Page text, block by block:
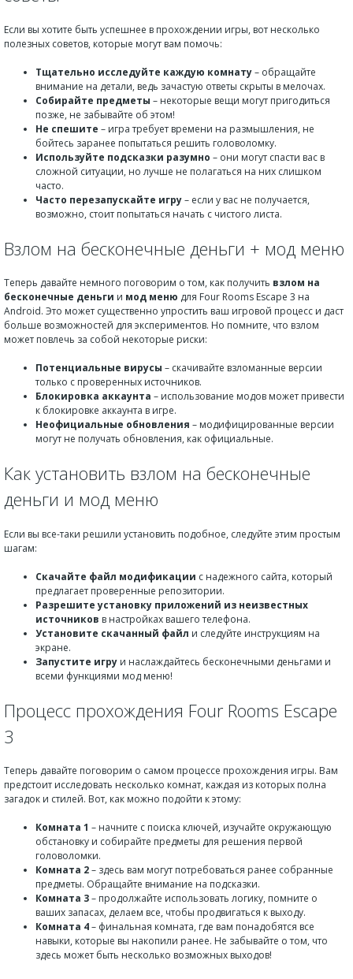
Если вы хотите быть успешнее в прохождении игры, вот несколько
полезных советов, которые могут вам помочь:
Тщательно исследуйте каждую комнату– обращайте
внимание на детали, ведь зачастую ответы скрыты в мелочах.
Собирайте предметы – некоторые вещи могут пригодиться
позже, не забывайте об этом!
Не спешите – игра требует времени на размышления, не
бойтесь заранее попытаться решить головоломку.
Используйте подсказки разумно – они могут спасти вас в
сложной ситуации, но лучше не полагаться на них слишком
часто.
Часто перезапускайте игру– если у вас не получается,
возможно, стоит попытаться начать с чистого листа.
Взлом на бесконечные деньги + мод меню
Теперь давайте немного поговорим о том, как получить взлом на
бесконечные деньги и мод меню для Four Rooms Escape 3 на
Android. Это может существенно упростить ваш игровой процесс и даст
больше возможностей для экспериментов. Но помните, что взлом
может повлечь за собой некоторые риски:
Потенциальные вирусы – скачивайте взломанные версии
только с проверенных источников.
Блокировка аккаунта – использование модов может привести
к блокировке аккаунта в игре.
Неофициальные обновления – модифицированные версии
могут не получать обновления, как официальные.
Как установить взлом на бесконечные
деньги и мод меню
Если вы все-таки решили установить подобное, следуйте этим простым
шагам:
Скачайте файл модификации с надежного сайта, который
предлагает проверенные репозитории.
Разрешите установку приложений из неизвестных
источников в настройках вашего телефона.
Установите скачанный файл и следуйте инструкциям на
экране.
Запустите игру и наслаждайтесь бесконечными деньгами и
всеми функциями мод меню!
Процесс прохождения Four Rooms Escape
3
Теперь давайте поговорим о самом процессе прохождения игры. Вам
предстоит исследовать несколько комнат, каждая из которых полна
загадок и стилей. Вот, как можно подойти к этому:
Комната 1 – начните с поиска ключей, изучайте окружающую
обстановку и собирайте предметы для решения первой
головоломки.
Комната 2– здесь вам могут потребоваться ранее собранные
предметы. Обращайте внимание на подсказки.
Комната 3– продолжайте использовать логику, помните о
ваших запасах, делаем все, чтобы продвигаться к выходу.
Комната 4– финальная комната, где вам понадобятся все
навыки, которые вы накопили ранее. Не забывайте о том, что
здесь может быть несколько возможных выходов!